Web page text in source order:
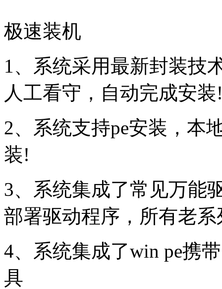
极速装机
1、系统采用最新封装技
人工看守，自动完成安装
2、系统支持pe安装，本
装!
3、系统集成了常见万能
部署驱动程序，所有老
4、系统集成了win pe携
具